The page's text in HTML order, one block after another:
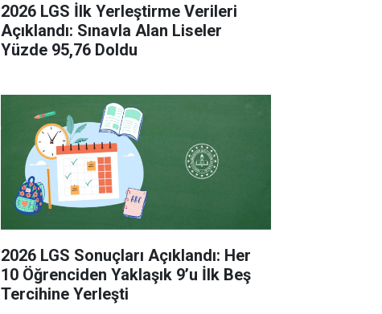
2026 LGS İlk Yerleştirme Verileri
Açıklandı: Sınavla Alan Liseler
Yüzde 95,76 Doldu
2026 LGS Sonuçları Açıklandı: Her
10 Öğrenciden Yaklaşık 9’u İlk Beş
Tercihine Yerleşti